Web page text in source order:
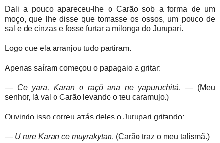
Dali a pouco apareceu-lhe o Carão sob a forma de um
moço, que lhe disse que tomasse os ossos, um pouco de
sal e de cinzas e fosse furtar a milonga do Jurupari.
Logo que ela arranjou tudo partiram.
Apenas saíram começou o papagaio a gritar:
— Ce yara, Karan o raçô ana ne yapuruchitá. — (Meu
senhor, lá vai o Carão levando o teu caramujo.)
Ouvindo isso correu atrás deles o Jurupari gritando:
— U rure Karan ce muyrakytan. (Carão traz o meu talismã.)